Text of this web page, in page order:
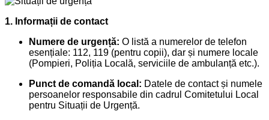
1. Informații de contact
Numere de urgență: O listă a numerelor de telefon
esențiale: 112, 119 (pentru copii), dar și numere locale
(Pompieri, Poliția Locală, serviciile de ambulanță etc.).
Punct de comandă local: Datele de contact și numele
persoanelor responsabile din cadrul Comitetului Local
pentru Situații de Urgență.